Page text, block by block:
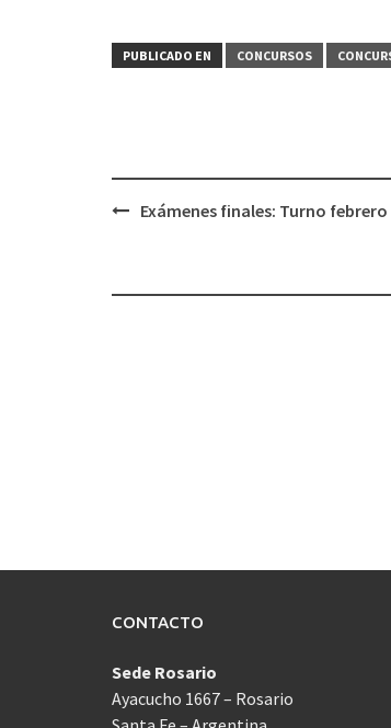
PUBLICADO EN CONCURSOS
Navegación
Exámenes finales: Turno
CONTACTO
Sede Rosario
Ayacucho 1667 – Rosario